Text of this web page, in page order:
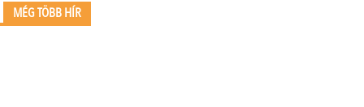
MÉG TÖBB HÍR